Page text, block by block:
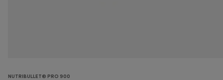
NUTRIBULLET® PRO 900